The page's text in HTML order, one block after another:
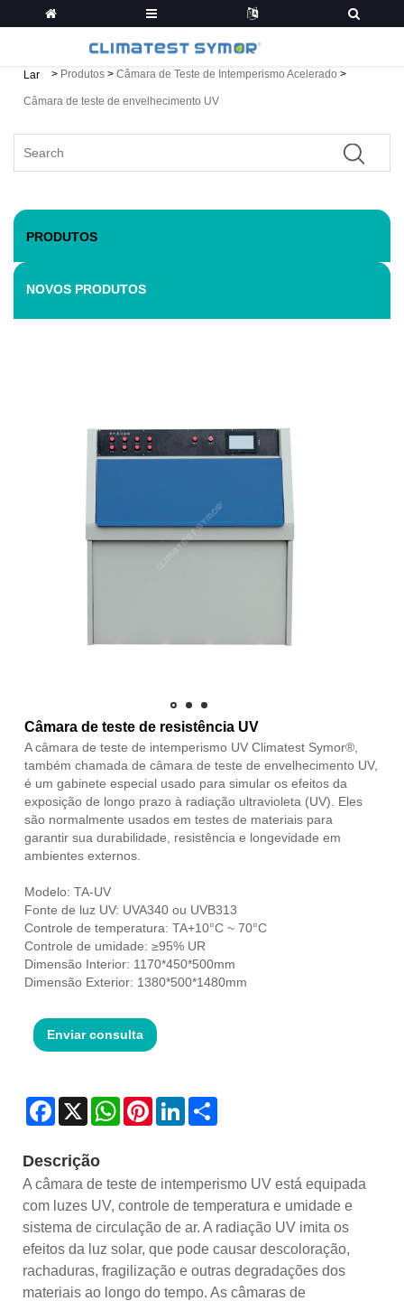
Lar > Produtos > Câmara de Teste de Intemperismo Acelerado >
Câmara de teste de envelhecimento UV
PRODUTOS
NOVOS PRODUTOS
Câmara de teste de resistência UV
A câmara de teste de intemperismo UV Climatest Symor®,
também chamada de câmara de teste de envelhecimento UV,
é um gabinete especial usado para simular os efeitos da
exposição de longo prazo à radiação ultravioleta (UV). Eles
são normalmente usados ​​em testes de materiais para
garantir sua durabilidade, resistência e longevidade em
ambientes externos.
Modelo: TA-UV
Fonte de luz UV: UVA340 ou UVB313
Controle de temperatura: TA+10°C ~ 70°C
Controle de umidade: ≥95% UR
Dimensão Interior: 1170*450*500mm
Dimensão Exterior: 1380*500*1480mm
Enviar consulta
Facebook
X WhatsAppPinterestLinkedIn
Descrição
A câmara de teste de intemperismo UV está equipada
com luzes UV, controle de temperatura e umidade e
sistema de circulação de ar. A radiação UV imita os
efeitos da luz solar, que pode causar descoloração,
rachaduras, fragilização e outras degradações dos
materiais ao longo do tempo. As câmaras de